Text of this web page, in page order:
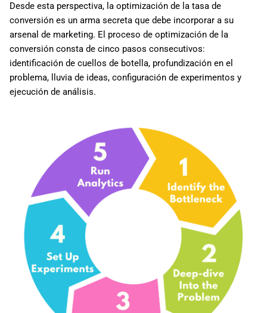
Desde esta perspectiva, la optimización de la tasa de
conversión es un arma secreta que debe incorporar a su
arsenal de marketing. El proceso de optimización de la
conversión consta de cinco pasos consecutivos:
identificación de cuellos de botella, profundización en el
problema, lluvia de ideas, configuración de experimentos y
ejecución de análisis.